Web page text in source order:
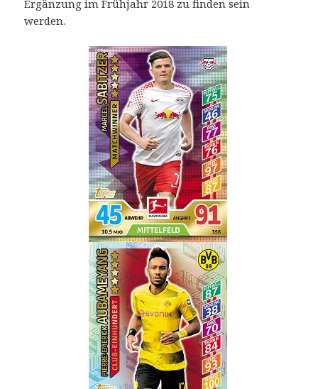
Ergänzung im Frühjahr 2018 zu finden sein
werden.